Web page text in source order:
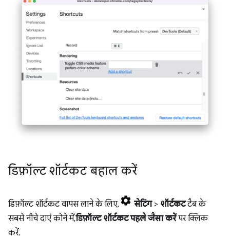
डिफ़ॉल्ट शॉर्टकट बहाल करें
डिफ़ॉल्ट शॉर्टकट वापस लाने के लिए, सेटिंग> शॉर्टकटटैब के
सबसे नीचे दाएं कोने में,डिफ़ॉल्ट शॉर्टकट पहले जैसा करेंपर क्लिक
करें.